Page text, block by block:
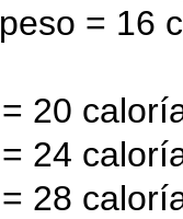
= 16
20
24
28